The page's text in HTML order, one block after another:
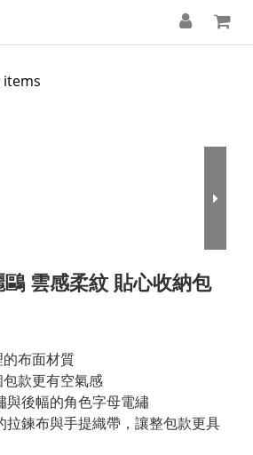
items
雲感柔紋 貼心收納包
布面材質
款更有空氣感
與後幅的角色字母電繡
拉鍊布與手提織帶，讓整包款更具